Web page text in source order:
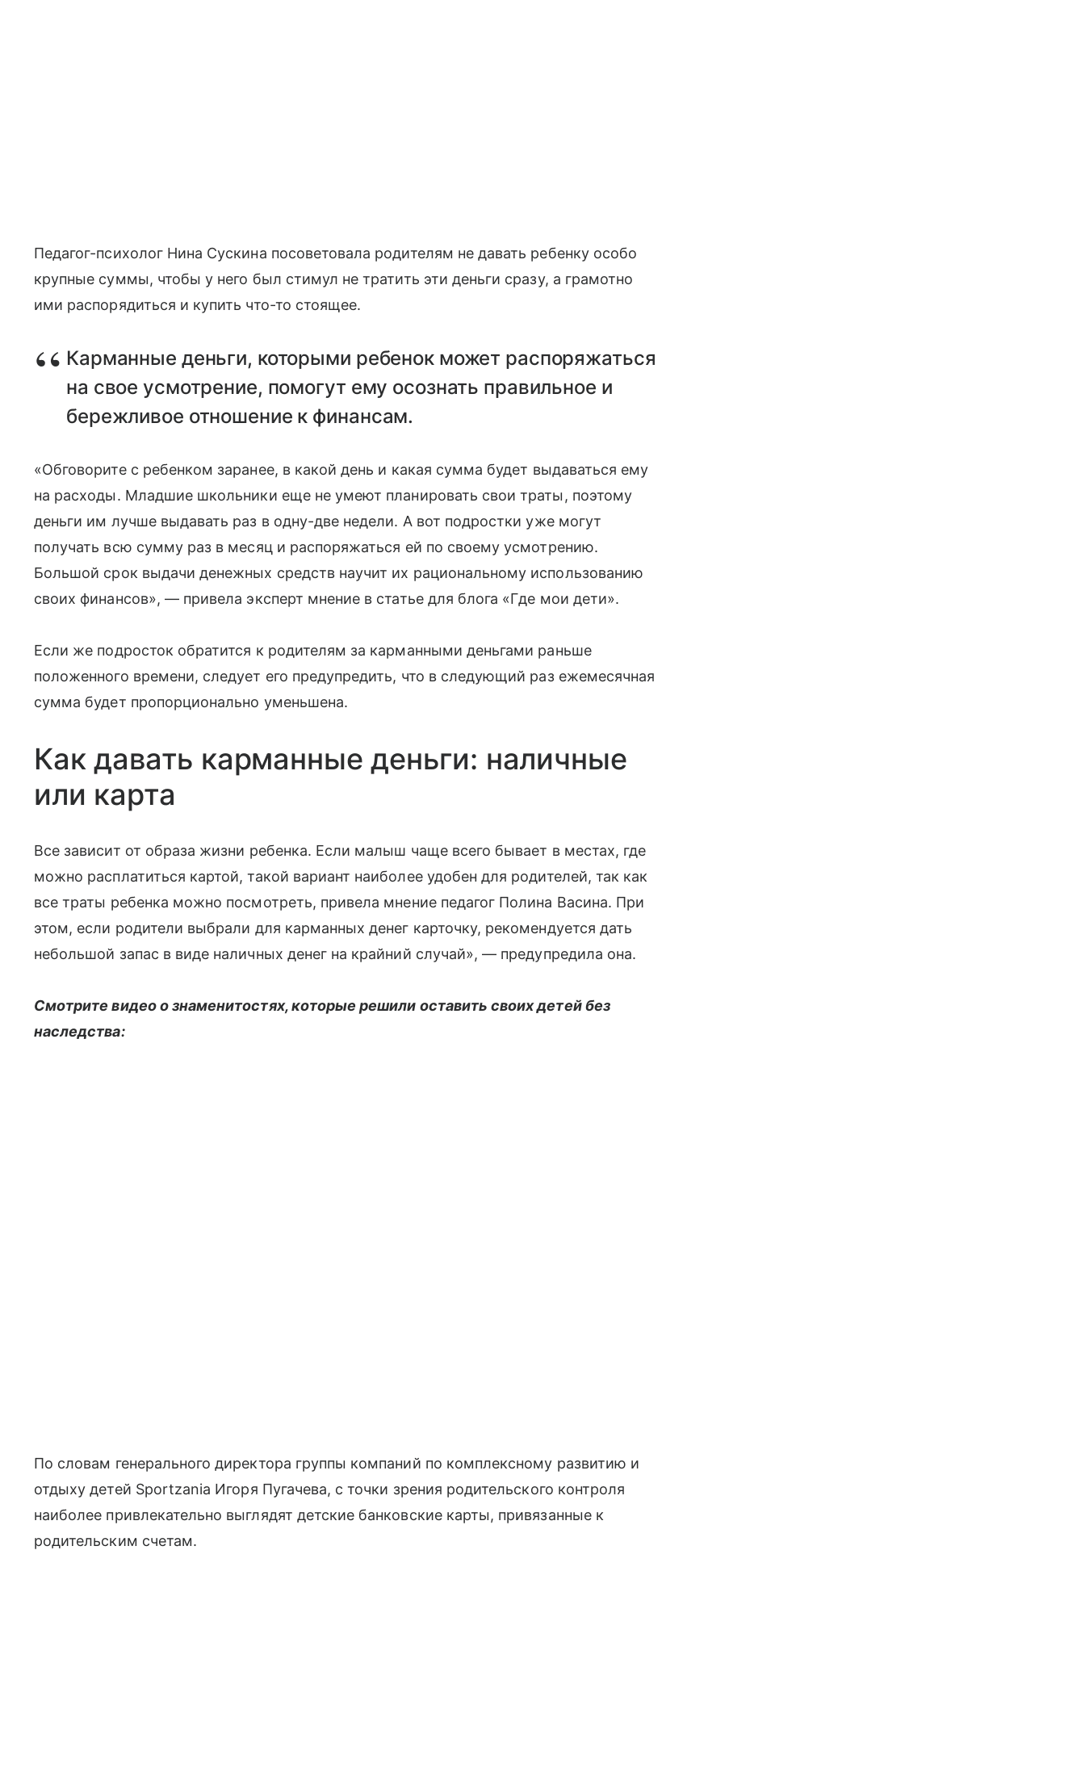
Педагог-психолог Нина Сускина посоветовала родителям не давать ребенку особо
крупные суммы, чтобы у него был стимул не тратить эти деньги сразу, а грамотно
ими распорядиться и купить что-то стоящее.
Карманные деньги, которыми ребенок может распоряжаться
на свое усмотрение, помогут ему осознать правильное и
бережливое отношение к финансам.
«Обговорите с ребенком заранее, в какой день и какая сумма будет выдаваться ему
на расходы. Младшие школьники еще не умеют планировать свои траты, поэтому
деньги им лучше выдавать раз в одну-две недели. А вот подростки уже могут
получать всю сумму раз в месяц и распоряжаться ей по своему усмотрению.
Большой срок выдачи денежных средств научит их рациональному использованию
своих финансов», — привела эксперт мнение в статье для блога «Где мои дети».
Если же подросток обратится к родителям за карманными деньгами раньше
положенного времени, следует его предупредить, что в следующий раз ежемесячная
сумма будет пропорционально уменьшена.
Как давать карманные деньги: наличные
или карта
Все зависит от образа жизни ребенка. Если малыш чаще всего бывает в местах, где
можно расплатиться картой, такой вариант наиболее удобен для родителей, так как
все траты ребенка можно посмотреть, привела мнение педагог Полина Васина. При
этом, если родители выбрали для карманных денег карточку, рекомендуется дать
небольшой запас в виде наличных денег на крайний случай», — предупредила она.
Смотрите видео о знаменитостях, которые решили оставить своих детей без
наследства:
По словам генерального директора группы компаний по комплексному развитию и
отдыху детей Sportzania Игоря Пугачева, с точки зрения родительского контроля
наиболее привлекательно выглядят детские банковские карты, привязанные к
родительским счетам.